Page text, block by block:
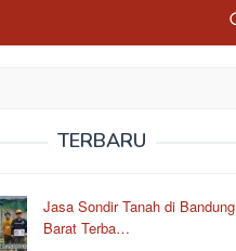
TERBARU
Jasa Sondir Tanah di Bandung
Barat Terba…